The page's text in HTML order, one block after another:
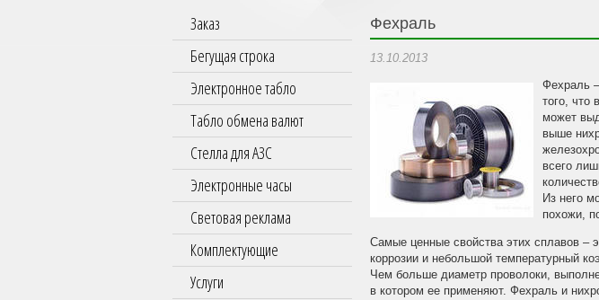
Заказ
Бегущая строка
Электронное табло
Табло обмена валют
Стелла для АЗС
Электронные часы
Световая реклама
Комплектующие
Услуги
Фехраль
13.10.2013
Фехраль
того, что
может
выше
всего
Из него
похожи,
Самые ценные свойства этих сплавов –
коррозии и небольшой температурный
Чем больше диаметр проволоки,
в котором ее применяют. Фехраль и